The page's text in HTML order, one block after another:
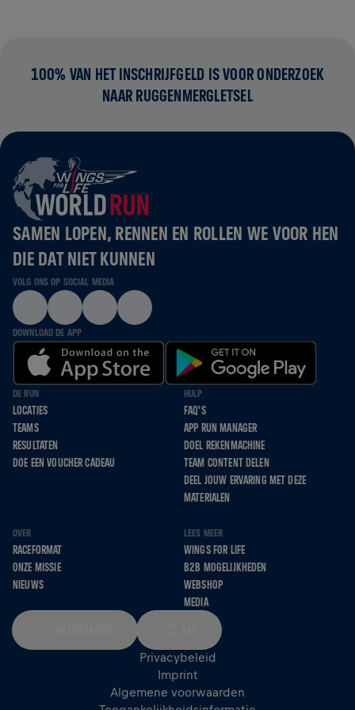
100% VAN HET INSCHRIJFGELD IS VOOR ONDERZOEK
NAAR RUGGENMERGLETSEL
SAMEN LOPEN, RENNEN EN ROLLEN WE VOOR HEN
DIE DAT NIET KUNNEN
VOLG ONS OP SOCIAL MEDIA
DOWNLOAD DE APP
DE RUN
LOCATIES
TEAMS
RESULTATEN
DOE EEN VOUCHER CADEAU
HULP
FAQ'S
APP RUN MANAGER
DOEL REKENMACHINE
TEAM CONTENT DELEN
DEEL JOUW ERVARING MET DEZE
MATERIALEN
OVER
RACEFORMAT
ONZE MISSIE
NIEUWS
LEES MEER
WINGS FOR LIFE
B2B MOGELIJKHEDEN
WEBSHOP
MEDIA
Privacybeleid
Imprint
Algemene voorwaarden